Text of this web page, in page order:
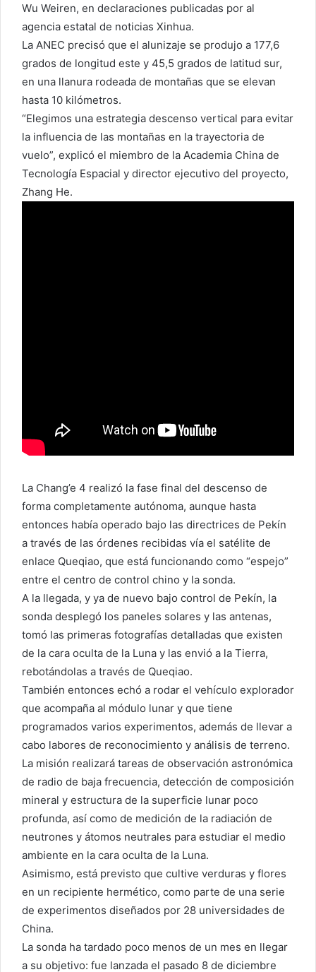
Wu Weiren, en declaraciones publicadas por al
agencia estatal de noticias Xinhua.
La ANEC precisó que el alunizaje se produjo a 177,6
grados de longitud este y 45,5 grados de latitud sur,
en una llanura rodeada de montañas que se elevan
hasta 10 kilómetros.
“Elegimos una estrategia descenso vertical para evitar
la influencia de las montañas en la trayectoria de
vuelo”, explicó el miembro de la Academia China de
Tecnología Espacial y director ejecutivo del proyecto,
Zhang He.
La Chang’e 4 realizó la fase final del descenso de
forma completamente autónoma, aunque hasta
entonces había operado bajo las directrices de Pekín
a través de las órdenes recibidas vía el satélite de
enlace Queqiao, que está funcionando como “espejo”
entre el centro de control chino y la sonda.
A la llegada, y ya de nuevo bajo control de Pekín, la
sonda desplegó los paneles solares y las antenas,
tomó las primeras fotografías detalladas que existen
de la cara oculta de la Luna y las envió a la Tierra,
rebotándolas a través de Queqiao.
También entonces echó a rodar el vehículo explorador
que acompaña al módulo lunar y que tiene
programados varios experimentos, además de llevar a
cabo labores de reconocimiento y análisis de terreno.
La misión realizará tareas de observación astronómica
de radio de baja frecuencia, detección de composición
mineral y estructura de la superficie lunar poco
profunda, así como de medición de la radiación de
neutrones y átomos neutrales para estudiar el medio
ambiente en la cara oculta de la Luna.
Asimismo, está previsto que cultive verduras y flores
en un recipiente hermético, como parte de una serie
de experimentos diseñados por 28 universidades de
China.
La sonda ha tardado poco menos de un mes en llegar
a su objetivo: fue lanzada el pasado 8 de diciembre